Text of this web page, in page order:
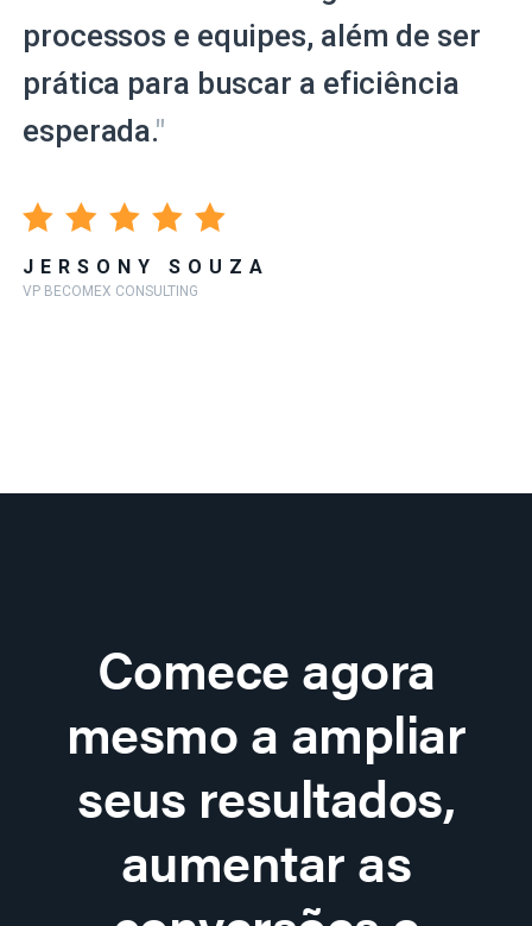
processos e equipes, além de ser
prática para buscar a eficiência
esperada."
JERSONY SOUZA
VP BECOMEX CONSULTING
Comece agora
mesmo a ampliar
seus resultados,
aumentar as